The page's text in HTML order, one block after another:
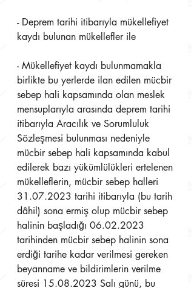
- Deprem tarihi itibarıyla mükellefiyet
kaydı bulunan mükellefler ile
- Mükellefiyet kaydı bulunmamakla
birlikte bu yerlerde ilan edilen mücbir
sebep hali kapsamında olan meslek
mensuplarıyla arasında deprem tarihi
itibarıyla Aracılık ve Sorumluluk
Sözleşmesi bulunması nedeniyle
mücbir sebep hali kapsamında kabul
edilerek bazı yükümlülükleri ertelenen
mükelleflerin, mücbir sebep halleri
31.07.2023 tarihi itibarıyla (bu tarih
dâhil) sona ermiş olup mücbir sebep
halinin başladığı 06.02.2023
tarihinden mücbir sebep halinin sona
erdiği tarihe kadar verilmesi gereken
beyanname ve bildirimlerin verilme
süresi 15.08.2023 Salı günü, bu